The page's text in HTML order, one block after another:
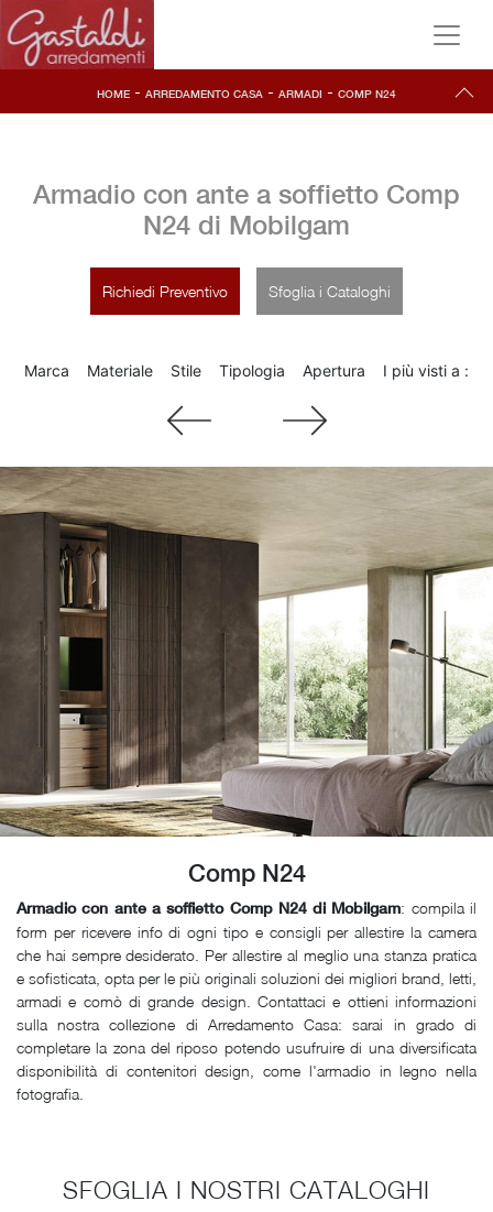
HOME - ARREDAMENTO CASA - ARMADI - COMP N24
Armadio con ante a soffietto Comp
N24 di Mobilgam
Richiedi Preventivo Sfoglia i Cataloghi
Marca Materiale Stile Tipologia Apertura I più visti a :
Comp N24
Armadio con ante a soffietto Comp N24 di Mobilgam: compila il
form per ricevere info di ogni tipo e consigli per allestire la camera
che hai sempre desiderato. Per allestire al meglio una stanza pratica
e sofisticata, opta per le più originali soluzioni dei migliori brand, letti,
armadi e comò di grande design. Contattaci e ottieni informazioni
sulla nostra collezione di Arredamento Casa: sarai in grado di
completare la zona del riposo potendo usufruire di una diversificata
disponibilità di contenitori design, come l'armadio in legno nella
fotografia.
SFOGLIA I NOSTRI CATALOGHI